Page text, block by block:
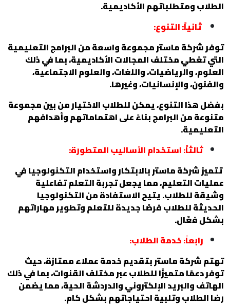
الطلاب ومتطلباتهم الأكاديمية.
ثانياً: التنوع:
توفر شركة ماستر مجموعة واسعة من البرامج التعليمية
التي تغطي مختلف المجالات الأكاديمية، بما في ذلك
العلوم، والرياضيات، واللغات، والعلوم الاجتماعية،
والفنون، والإنسانيات، وغيرها.
بفضل هذا التنوع، يمكن للطلاب الاختيار من بين مجموعة
متنوعة من البرامج بناءً على اهتماماتهم وأهدافهم
التعليمية.
ثالثاً: استخدام الأساليب المتطورة:
تتميز شركة ماستر بالابتكار واستخدام التكنولوجيا في
عمليات التعليم، مما يجعل تجربة التعلم تفاعلية
وشيقة للطلاب. يتيح الاستفادة من التكنولوجيا
الحديثة للطلاب فرصًا جديدة للتعلم وتطوير مهاراتهم
بشكل فعّال.
رابعاً: خدمة الطلاب:
تهتم شركة ماستر بتقديم خدمة عملاء ممتازة، حيث
توفر دعمًا متميزًا للطلاب عبر مختلف القنوات، بما في ذلك
الهاتف والبريد الإلكتروني والدردشة الحية، مما يضمن
رضا الطلاب وتلبية احتياجاتهم بشكل كام.